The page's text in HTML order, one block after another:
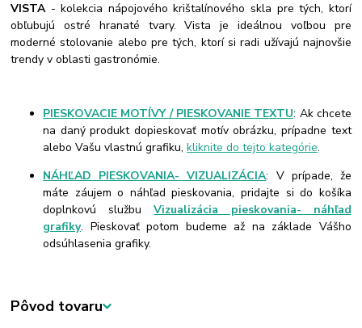
VISTA- kolekcia nápojového krištalínového skla pre tých, ktorí
obľubujú ostré hranaté tvary. Vista je ideálnou voľbou pre
moderné stolovanie alebo pre tých, ktorí si radi užívajú najnovšie
trendy v oblasti gastronómie.
PIESKOVACIE MOTÍVY / PIESKOVANIE TEXTU: Ak chcete
na daný produkt dopieskovať motív obrázku, prípadne text
alebo Vašu vlastnú grafiku,kliknite do tejto kategórie.
NÁHĽAD PIESKOVANIA- VIZUALIZÁCIA: V prípade, že
máte záujem o náhľad pieskovania, pridajte si do košíka
doplnkovú službuVizualizácia pieskovania- náhľad
grafiky. Pieskovať potom budeme až na základe Vášho
odsúhlasenia grafiky.
Pôvod tovaru